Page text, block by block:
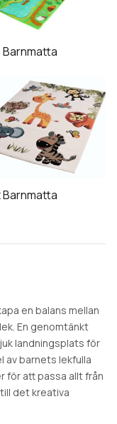
Barnmatta
Barnmatta
en balans mellan
En genomtänkt
landningsplats för
av barnets lekfulla
för att passa allt från
det kreativa